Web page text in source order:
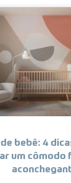
bebê: 4
um cômodo